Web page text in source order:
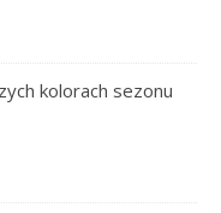
kolorach sezonu